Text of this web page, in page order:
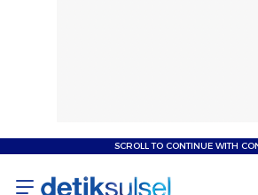
SCROLL TO CONTINUE WITH